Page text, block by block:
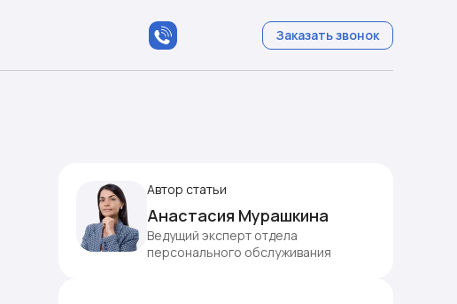
Заказать звонок
Автор статьи
Анастасия Мурашкина
Ведущий эксперт отдела
персонального обслуживания